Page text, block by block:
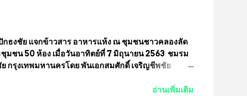
กาลที่ 10 ) พร้อมด้วย ดร.สุจินต์ สว่างศรี รองประธาน
ได้ร่วมกันประชุมหารือเตรียมความพร้อมจัดการ
แชมป์ประเทศไทย ครั้งที่ 1 ประจำปี 2564 กำหนด
มษายน จนถึงว...
ธงชัย แจกข้าวสาร อาหารแห้ง ณ​ ชุมชนชาวคลองลัด
มชน 50 ห้อง เมื่อวันอาทิตย์ที่ 7 มิถุนายน 2563 ชมรม
กรุงเทพมหานครโดย พันเอกสมศักดิ์ เจริญชีพชัย
นประธาน แจกข้าวสาร อาหารแห้ง ให้กับพี่น้องชุมชน
อ่านเพิ่มเติม